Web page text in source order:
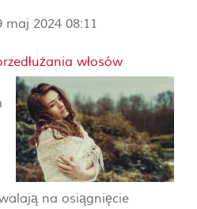
maj 2024 08:11
włosów
na osiągnięcie